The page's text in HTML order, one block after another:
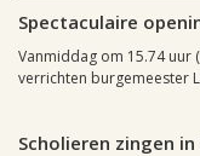
Spectaculaire
Vanmiddag om 15.74 uur
verrichten burgemeester
Scholieren zingen